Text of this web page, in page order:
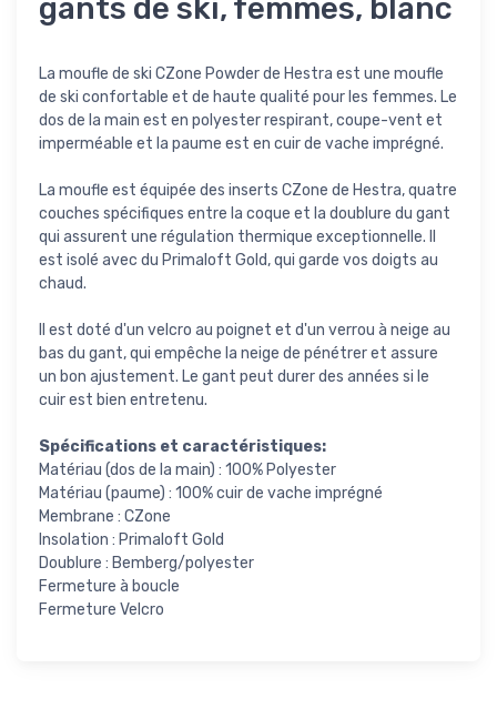
gants de ski, femmes, blanc
La moufle de ski CZone Powder de Hestra est une moufle
de ski confortable et de haute qualité pour les femmes. Le
dos de la main est en polyester respirant, coupe-vent et
imperméable et la paume est en cuir de vache imprégné.
La moufle est équipée des inserts CZone de Hestra, quatre
couches spécifiques entre la coque et la doublure du gant
qui assurent une régulation thermique exceptionnelle. Il
est isolé avec du Primaloft Gold, qui garde vos doigts au
chaud.
Il est doté d'un velcro au poignet et d'un verrou à neige au
bas du gant, qui empêche la neige de pénétrer et assure
un bon ajustement. Le gant peut durer des années si le
cuir est bien entretenu.
Spécifications et caractéristiques:
Matériau (dos de la main) : 100% Polyester
Matériau (paume) : 100% cuir de vache imprégné
Membrane : CZone
Insolation : Primaloft Gold
Doublure : Bemberg/polyester
Fermeture à boucle
Fermeture Velcro